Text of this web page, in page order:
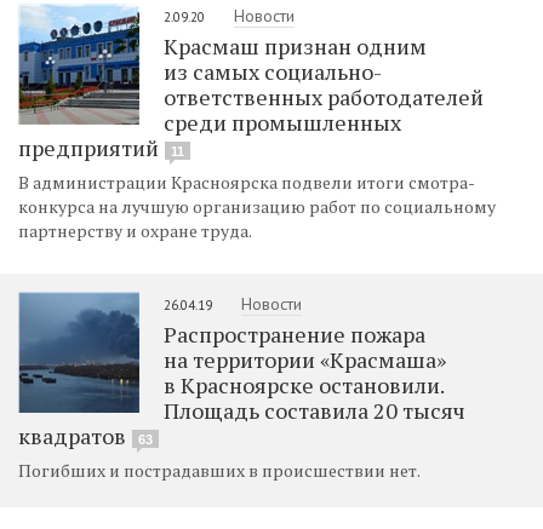
2.09.20 Новости
Красмаш признан одним
из самых социально-
ответственных работодателей
среди промышленных
предприятий
11
В администрации Красноярска подвели итоги смотра-
конкурса на лучшую организацию работ по социальному
партнерству и охране труда.
26.04.19 Новости
Распространение пожара
на территории «Красмаша»
в Красноярске остановили.
Площадь составила 20 тысяч
квадратов
63
Погибших и пострадавших в происшествии нет.